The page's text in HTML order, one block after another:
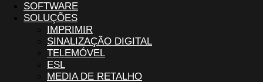
SOFTWARE
SOLUÇÕES
IMPRIMIR
SINALIZAÇÃO DIGITAL
TELEMÓVEL
ESL
MEDIA DE RETALHO